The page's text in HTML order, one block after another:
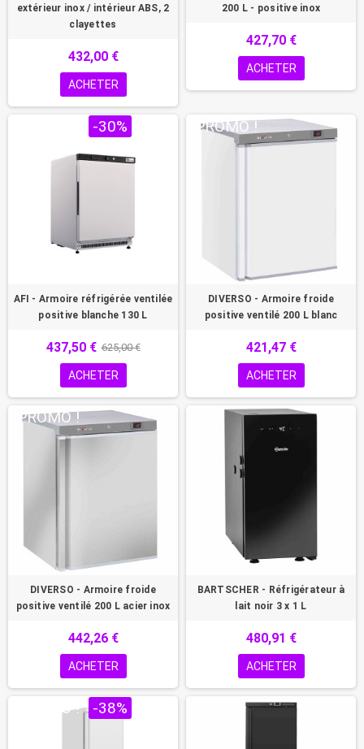
extérieur inox / intérieur ABS, 2
clayettes
432,00 €
ACHETER
200 L - positive inox
427,70 €
ACHETER
-30%
AFI - Armoire réfrigérée ventilée
positive blanche 130 L
437,50 € 625,00 €
ACHETER
PROMO !
DIVERSO - Armoire froide
positive ventilé 200 L blanc
421,47 €
ACHETER
PROMO !
DIVERSO - Armoire froide
positive ventilé 200 L acier inox
442,26 €
ACHETER
BARTSCHER - Réfrigérateur à
lait noir 3 x 1 L
480,91 €
ACHETER
PROMO ! -38%